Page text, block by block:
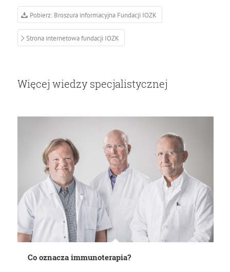
Pobierz: Broszura informacyjna Fundacji IOZK
Strona internetowa fundacji IOZK
Więcej wiedzy specjalistycznej
Co oznacza immunoterapia?